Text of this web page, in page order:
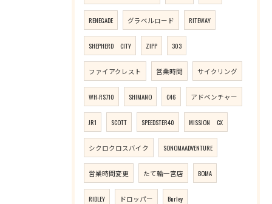
RENEGADE グラベルロード RITEWAY
SHEPHERD CITY ZIPP 303
ファイアクレスト 営業時間 サイクリング
WH-RS710 SHIMANO C46 アドベンチャー
JR1 SCOTT SPEEDSTER40 MISSION CX
シクロクロスバイク SONOMAADVENTURE
営業時間変更 たて輪一宮店 BOMA
RIDLEY ドロッパー Burley